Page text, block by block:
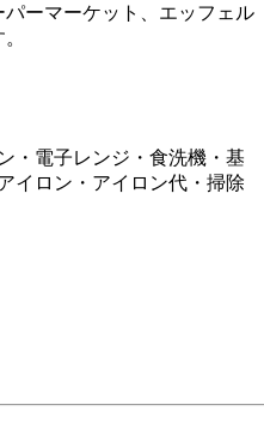
ーマーケット、エッフェル
・電子レンジ・食洗機・基
イロン・アイロン代・掃除